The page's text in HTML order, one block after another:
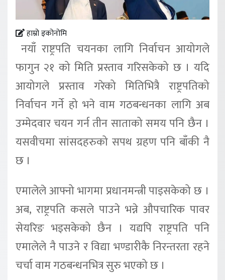
हाम्रो इकोनोमि
नयाँ राष्ट्रपति चयनका लागि निर्वाचन आयोगले
फागुन २१ को मिति प्रस्ताव गरिसकेको छ । यदि
आयोगले प्रस्ताव गरेको मितिभित्रै राष्ट्रपतिको
निर्वाचन गर्ने हो भने वाम गठबन्धनका लागि अब
उम्मेदवार चयन गर्न तीन साताको समय पनि छैन ।
यसवीचमा सांसदहरुको सपथ ग्रहण पनि बाँकी नै
छ ।
एमालेले आफ्नो भागमा प्रधानमन्त्री पाइसकेको छ ।
अब, राष्ट्रपति कसले पाउने भन्ने औपचारिक पावर
सेयरिङ भइसकेको छैन । यद्यपि राष्ट्रपति पनि
एमालेले नै पाउने र विद्या भण्डारीकै निरन्तरता रहने
चर्चा वाम गठबन्धनभित्र सुरु भएको छ ।